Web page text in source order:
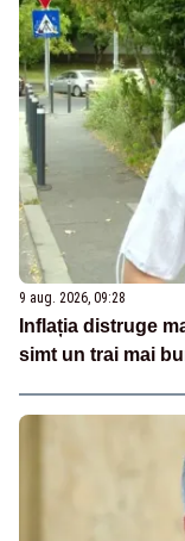
9 aug. 2026, 09:28
Inflația distruge
simt un trai mai